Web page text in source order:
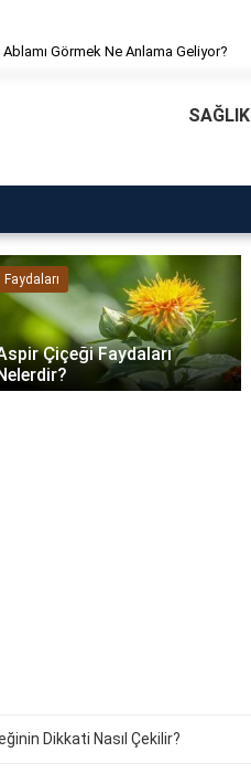
Görmek Ne Anlama Geliyor?
SAĞLIK
Faydaları
Çiçeği Faydaları
Dikkati Nasıl Çekilir?